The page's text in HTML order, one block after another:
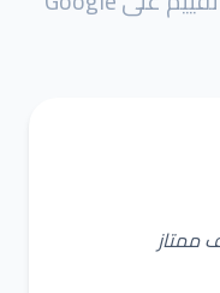
ممتاز